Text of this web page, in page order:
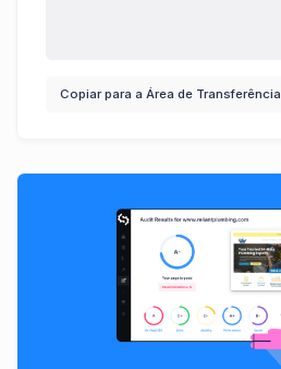
Copiar para a Área de Transferência